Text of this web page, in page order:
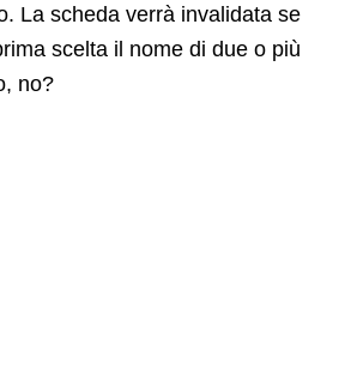
La scheda verrà invalidata se
scelta il nome di due o più
no?